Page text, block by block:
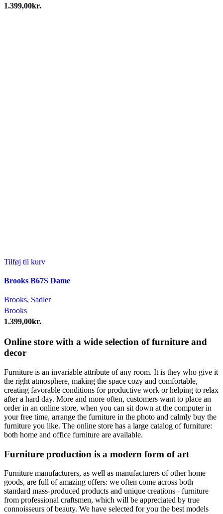
1.399,00kr.
Tilføj til kurv
Brooks B67S Dame
Brooks, Sadler
Brooks
1.399,00kr.
Online store with a wide selection of furniture and
decor
Furniture is an invariable attribute of any room. It is they who give it
the right atmosphere, making the space cozy and comfortable,
creating favorable conditions for productive work or helping to relax
after a hard day. More and more often, customers want to place an
order in an online store, when you can sit down at the computer in
your free time, arrange the furniture in the photo and calmly buy the
furniture you like. The online store has a large catalog of furniture:
both home and office furniture are available.
Furniture production is a modern form of art
Furniture manufacturers, as well as manufacturers of other home
goods, are full of amazing offers: we often come across both
standard mass-produced products and unique creations - furniture
from professional craftsmen, which will be appreciated by true
connoisseurs of beauty. We have selected for you the best models